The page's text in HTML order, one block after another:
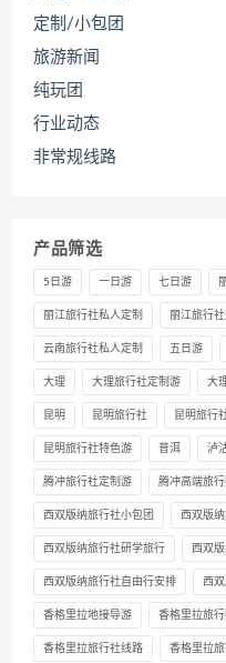
定制/小包团
旅游新闻
纯玩团
行业动态
非常规线路
产品筛选
5日游 一日游 七日游
丽江旅行社私人定制 丽江旅行
云南旅行社私人定制 五日游
大理 大理旅行社定制游 大
昆明 昆明旅行社 昆明旅行
昆明旅行社特色游 普洱 泸
腾冲旅行社定制游 腾冲高端旅
西双版纳旅行社小包团 西双版
西双版纳旅行社研学旅行 西双
西双版纳旅行社自由行安排 西
香格里拉地接导游 香格里拉旅
香格里拉旅行社线路 香格里拉旅